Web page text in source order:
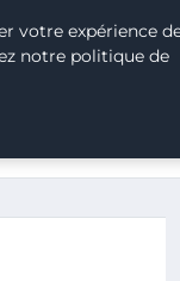
votre expérience
notre politique de